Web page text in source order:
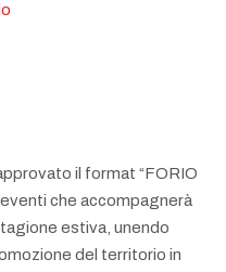
il format “FORIO
che accompagnerà
estiva, unendo
del territorio in